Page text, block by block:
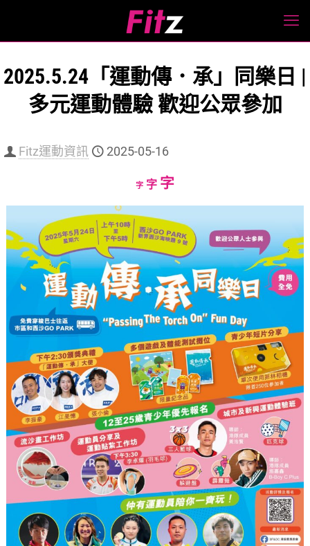
2025.5.24「運動傳．承」同樂日 |
多元運動體驗 歡迎公眾參加
Fitz運動資訊 2025-05-16
字Decrease
size.
字Reset
size.
字Increase
size.